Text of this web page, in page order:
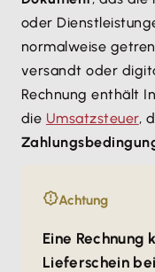
oder
normalweise
versandt oder
Rechnung enthält
die Umsatzsteuer,
Achtung
Eine Rechnung
Lieferschein